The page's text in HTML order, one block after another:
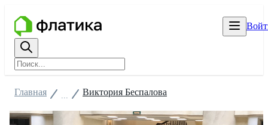
Главная Виктория Беспалова